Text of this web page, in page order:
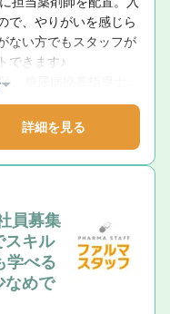
で、やりがいを感じら
ない方でもスタッフが
できます♪
、糖尿病療養指導士、
スポーツファーマシス
籍！資格取得を目指し
スリートへの指導を
様を担当制で薬剤師
心感もありますし、
処方に関する提案など
で患者様ケアを実施し
詳細を見る
員募集
スキル
学べる
なめで